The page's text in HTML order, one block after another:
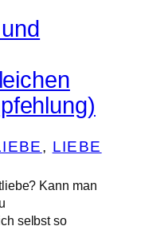
, LIEBE
Kann man
selbst so